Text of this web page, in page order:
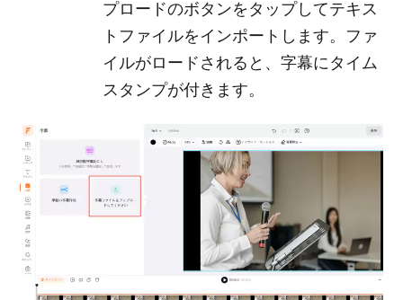
プロードのボタンをタップしてテキス
トファイルをインポートします。ファ
イルがロードされると、字幕にタイム
スタンプが付きます。